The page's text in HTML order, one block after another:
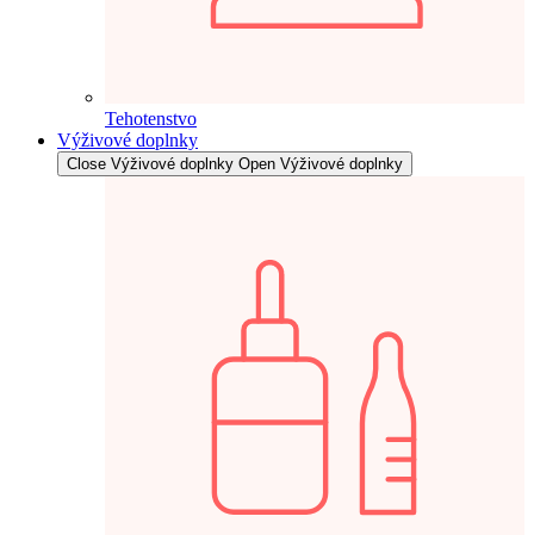
Tehotenstvo
Výživové doplnky
Close Výživové doplnky Open Výživové doplnky